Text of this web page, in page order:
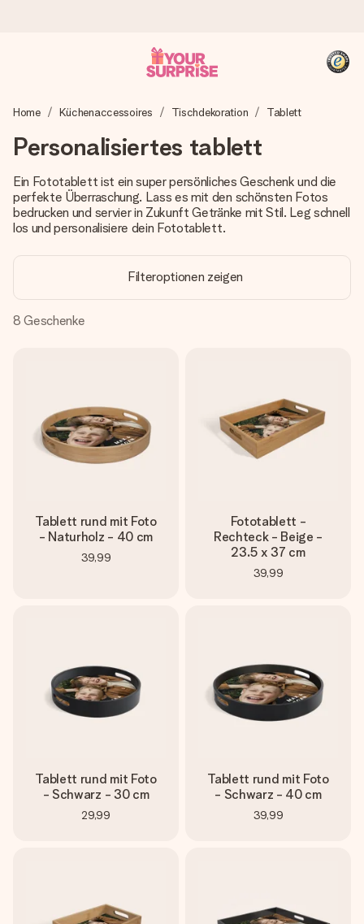
Wir bereiten dein Geschenk sorgfältig vor und schicken es
überreichen kannst, wenn es am meisten zählt.
4,8 (basierend auf +15.000 Bewertungen)
4,8 bei Google Reviews (Gesamtergebnis aller Länder, in
Home Küchenaccessoires Tischdekoration Tablett
Personalisiertes tablett
Ein Fototablett ist ein super persönliches Geschenk und die
perfekte Überraschung. Lass es mit den schönsten Fotos
bedrucken und servier in Zukunft Getränke mit Stil. Leg schnell
los und personalisiere dein Fototablett.
Filteroptionen zeigen
8 Geschenke
Tablett rund mit Foto
- Naturholz - 40 cm
39,99
Fototablett -
Rechteck - Beige -
23.5 x 37 cm
39,99
Tablett rund mit Foto
- Schwarz - 30 cm
29,99
Tablett rund mit Foto
- Schwarz - 40 cm
39,99